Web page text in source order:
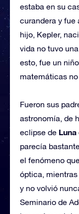
estaba en su
curandera y fue
hijo, Kepler,
vida no tuvo
esto, fue un
matemáticas
Fueron sus
astronomía, de
eclipse de Luna
parecía
el fenómeno
óptica, mientras
y no volvió
Seminario de